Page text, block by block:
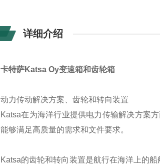
详细介绍
卡特萨Katsa Oy变速箱和齿轮箱
动力传动解决方案、齿轮和转向装置
Katsa在为海洋行业提供电力传输解决方案
能够满足高质量的需求和文件要求。
Katsa的齿轮和转向装置是航行在海洋上的